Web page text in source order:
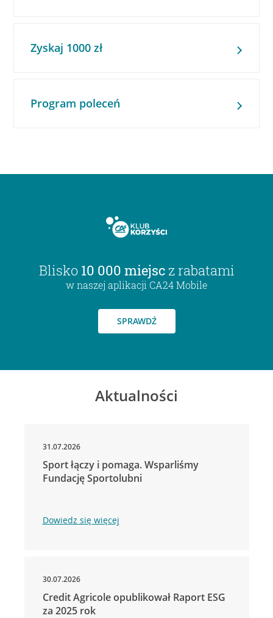
Zyskaj 1000 zł
Program poleceń
Blisko 10 000 miejsc z rabatami
w naszej aplikacji CA24 Mobile
SPRAWDŹ
Aktualności
31.07.2026
Sport łączy i pomaga. Wsparliśmy
Fundację Sportolubni
Dowiedz się więcej
30.07.2026
Credit Agricole opublikował Raport ESG
za 2025 rok